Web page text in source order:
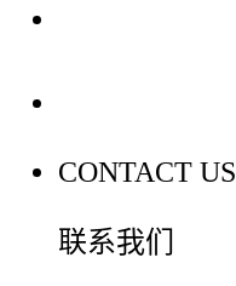
CONTACT US
联系我们